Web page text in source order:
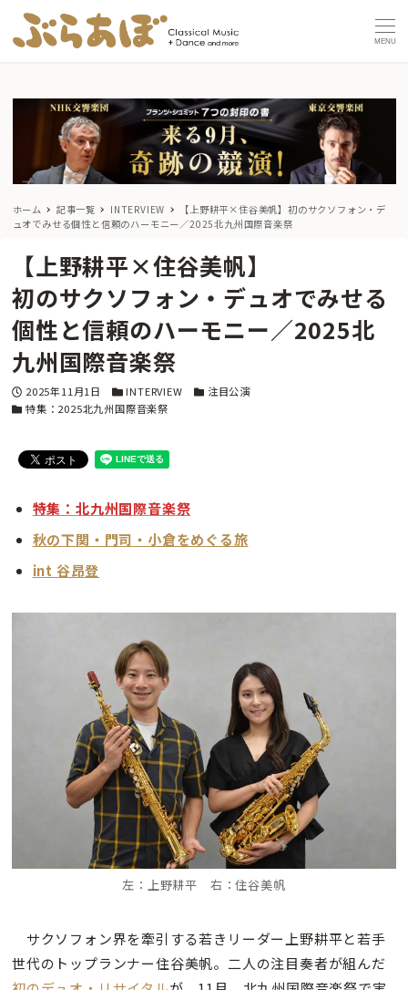
MENU
ホーム 記事一覧 INTERVIEW 【上野耕平×住谷美帆】 初のサクソフォン・デ
ュオでみせる個性と信頼のハーモニー／2025北九州国際音楽祭
【上野耕平×住谷美帆】
初のサクソフォン・デュオでみせる
個性と信頼のハーモニー／2025北
九州国際音楽祭
投稿日
2025年11月1日 カテゴリー
INTERVIEW カテゴリー
注目公演
カテゴリー
特集：2025北九州国際音楽祭
特集：北九州国際音楽祭
秋の下関・門司・小倉をめぐる旅
int 谷昂登
左：上野耕平 右：住谷美帆
サクソフォン界を牽引する若きリーダー上野耕平と若手
世代のトップランナー住谷美帆。二人の注目奏者が組んだ